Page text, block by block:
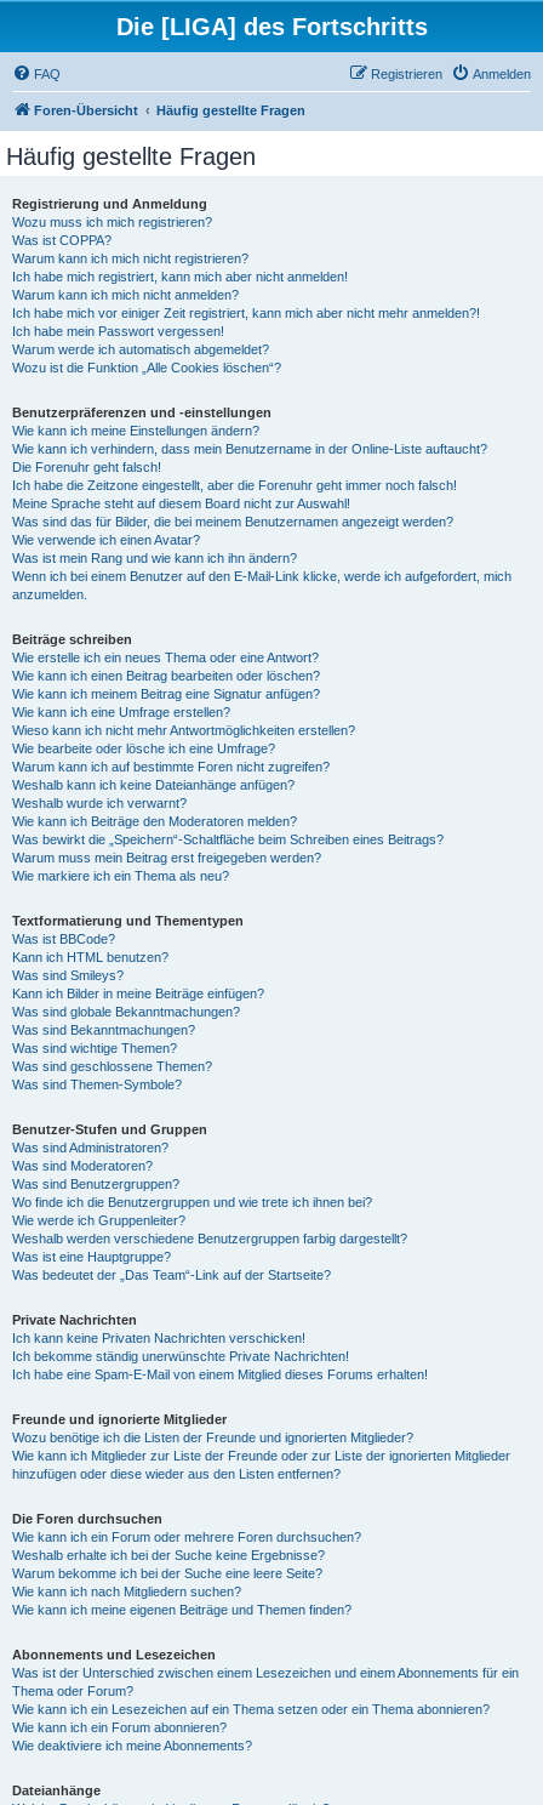
Die [LIGA] des Fortschritts
FAQ Anmelden
Registrieren
Foren-Übersicht Häufig gestellte Fragen
Häufig gestellte Fragen
Registrierung und Anmeldung
Wozu muss ich mich registrieren?
Was ist COPPA?
Warum kann ich mich nicht registrieren?
Ich habe mich registriert, kann mich aber nicht anmelden!
Warum kann ich mich nicht anmelden?
Ich habe mich vor einiger Zeit registriert, kann mich aber nicht mehr anmelden?!
Ich habe mein Passwort vergessen!
Warum werde ich automatisch abgemeldet?
Wozu ist die Funktion „Alle Cookies löschen“?
Benutzerpräferenzen und -einstellungen
Wie kann ich meine Einstellungen ändern?
Wie kann ich verhindern, dass mein Benutzername in der Online-Liste auftaucht?
Die Forenuhr geht falsch!
Ich habe die Zeitzone eingestellt, aber die Forenuhr geht immer noch falsch!
Meine Sprache steht auf diesem Board nicht zur Auswahl!
Was sind das für Bilder, die bei meinem Benutzernamen angezeigt werden?
Wie verwende ich einen Avatar?
Was ist mein Rang und wie kann ich ihn ändern?
Wenn ich bei einem Benutzer auf den E-Mail-Link klicke, werde ich aufgefordert, mich
anzumelden.
Beiträge schreiben
Wie erstelle ich ein neues Thema oder eine Antwort?
Wie kann ich einen Beitrag bearbeiten oder löschen?
Wie kann ich meinem Beitrag eine Signatur anfügen?
Wie kann ich eine Umfrage erstellen?
Wieso kann ich nicht mehr Antwortmöglichkeiten erstellen?
Wie bearbeite oder lösche ich eine Umfrage?
Warum kann ich auf bestimmte Foren nicht zugreifen?
Weshalb kann ich keine Dateianhänge anfügen?
Weshalb wurde ich verwarnt?
Wie kann ich Beiträge den Moderatoren melden?
Was bewirkt die „Speichern“-Schaltfläche beim Schreiben eines Beitrags?
Warum muss mein Beitrag erst freigegeben werden?
Wie markiere ich ein Thema als neu?
Textformatierung und Thementypen
Was ist BBCode?
Kann ich HTML benutzen?
Was sind Smileys?
Kann ich Bilder in meine Beiträge einfügen?
Was sind globale Bekanntmachungen?
Was sind Bekanntmachungen?
Was sind wichtige Themen?
Was sind geschlossene Themen?
Was sind Themen-Symbole?
Benutzer-Stufen und Gruppen
Was sind Administratoren?
Was sind Moderatoren?
Was sind Benutzergruppen?
Wo finde ich die Benutzergruppen und wie trete ich ihnen bei?
Wie werde ich Gruppenleiter?
Weshalb werden verschiedene Benutzergruppen farbig dargestellt?
Was ist eine Hauptgruppe?
Was bedeutet der „Das Team“-Link auf der Startseite?
Private Nachrichten
Ich kann keine Privaten Nachrichten verschicken!
Ich bekomme ständig unerwünschte Private Nachrichten!
Ich habe eine Spam-E-Mail von einem Mitglied dieses Forums erhalten!
Freunde und ignorierte Mitglieder
Wozu benötige ich die Listen der Freunde und ignorierten Mitglieder?
Wie kann ich Mitglieder zur Liste der Freunde oder zur Liste der ignorierten Mitglieder
hinzufügen oder diese wieder aus den Listen entfernen?
Die Foren durchsuchen
Wie kann ich ein Forum oder mehrere Foren durchsuchen?
Weshalb erhalte ich bei der Suche keine Ergebnisse?
Warum bekomme ich bei der Suche eine leere Seite?
Wie kann ich nach Mitgliedern suchen?
Wie kann ich meine eigenen Beiträge und Themen finden?
Abonnements und Lesezeichen
Was ist der Unterschied zwischen einem Lesezeichen und einem Abonnements für ein
Thema oder Forum?
Wie kann ich ein Lesezeichen auf ein Thema setzen oder ein Thema abonnieren?
Wie kann ich ein Forum abonnieren?
Wie deaktiviere ich meine Abonnements?
Dateianhänge